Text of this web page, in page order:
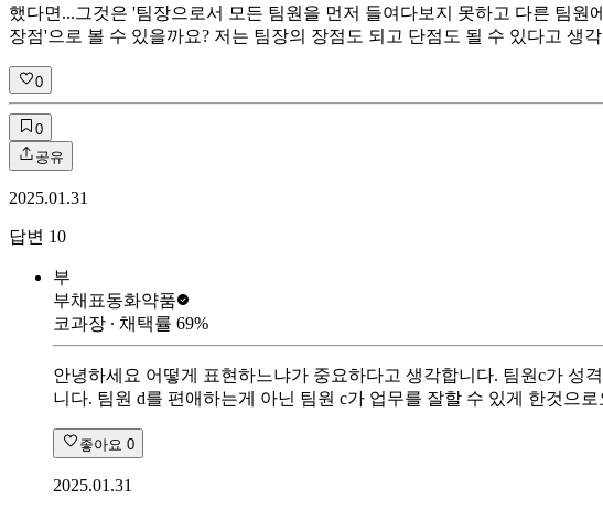
했다면...그것은 '팀장으로서 모든 팀원을 먼저 들여다보지 못하고 다른 팀
장점'으로 볼 수 있을까요? 저는 팀장의 장점도 되고 단점도 될 수 있다고 생
0
0
공유
2025.01.31
답변 10
부
부채표동화약품
코과장 ∙ 채택률 69%
안녕하세요 어떻게 표현하느냐가 중요하다고 생각합니다. 팀원c가 성
니다. 팀원 d를 편애하는게 아닌 팀원 c가 업무를 잘할 수 있게 한것으
좋아요 0
2025.01.31